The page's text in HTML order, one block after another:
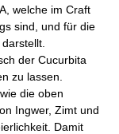
welche im Craft
sind, und für die
darstellt.
der Cucurbita
zu lassen.
die oben
Ingwer, Zimt und
Damit